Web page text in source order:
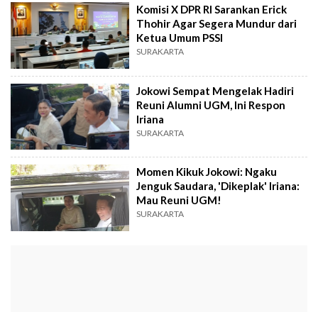
Komisi X DPR RI Sarankan Erick
Thohir Agar Segera Mundur dari
Ketua Umum PSSI
SURAKARTA
Jokowi Sempat Mengelak Hadiri
Reuni Alumni UGM, Ini Respon
Iriana
SURAKARTA
Momen Kikuk Jokowi: Ngaku
Jenguk Saudara, 'Dikeplak' Iriana:
Mau Reuni UGM!
SURAKARTA